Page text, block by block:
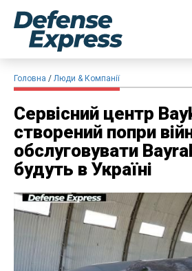
Головна Люди & Компанії
Сервісний центр
створений попри
обслуговувати
будуть в Україні